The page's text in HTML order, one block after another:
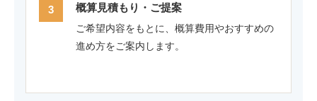
概算見積もり・ご提案
ご希望内容をもとに、概算費用やおすすめの
進め方をご案内します。